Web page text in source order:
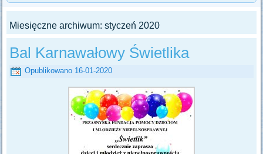
Miesięczne archiwum:styczeń 2020
Bal Karnawałowy Świetlika
Opublikowano 16-01-2020